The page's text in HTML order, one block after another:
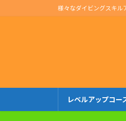
ン
キ
プ
ビ
に
動
様々なダイビングスキル
レベルアップコー